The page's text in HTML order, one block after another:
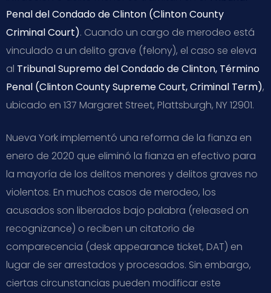
Penal del Condado de Clinton (Clinton County
Criminal Court). Cuando un cargo de merodeo está
vinculado a un delito grave (felony), el caso se eleva
al Tribunal Supremo del Condado de Clinton, Término
Penal (Clinton County Supreme Court, Criminal Term),
ubicado en 137 Margaret Street, Plattsburgh, NY 12901.
Nueva York implementó una reforma de la fianza en
enero de 2020 que eliminó la fianza en efectivo para
la mayoría de los delitos menores y delitos graves no
violentos. En muchos casos de merodeo, los
acusados son liberados bajo palabra (released on
recognizance) o reciben un citatorio de
comparecencia (desk appearance ticket, DAT) en
lugar de ser arrestados y procesados. Sin embargo,
ciertas circunstancias pueden modificar este